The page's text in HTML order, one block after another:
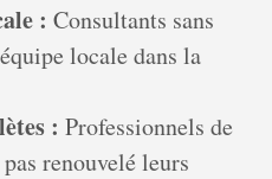
: Consultants sans
locale dans la
: Professionnels de
renouvelé leurs